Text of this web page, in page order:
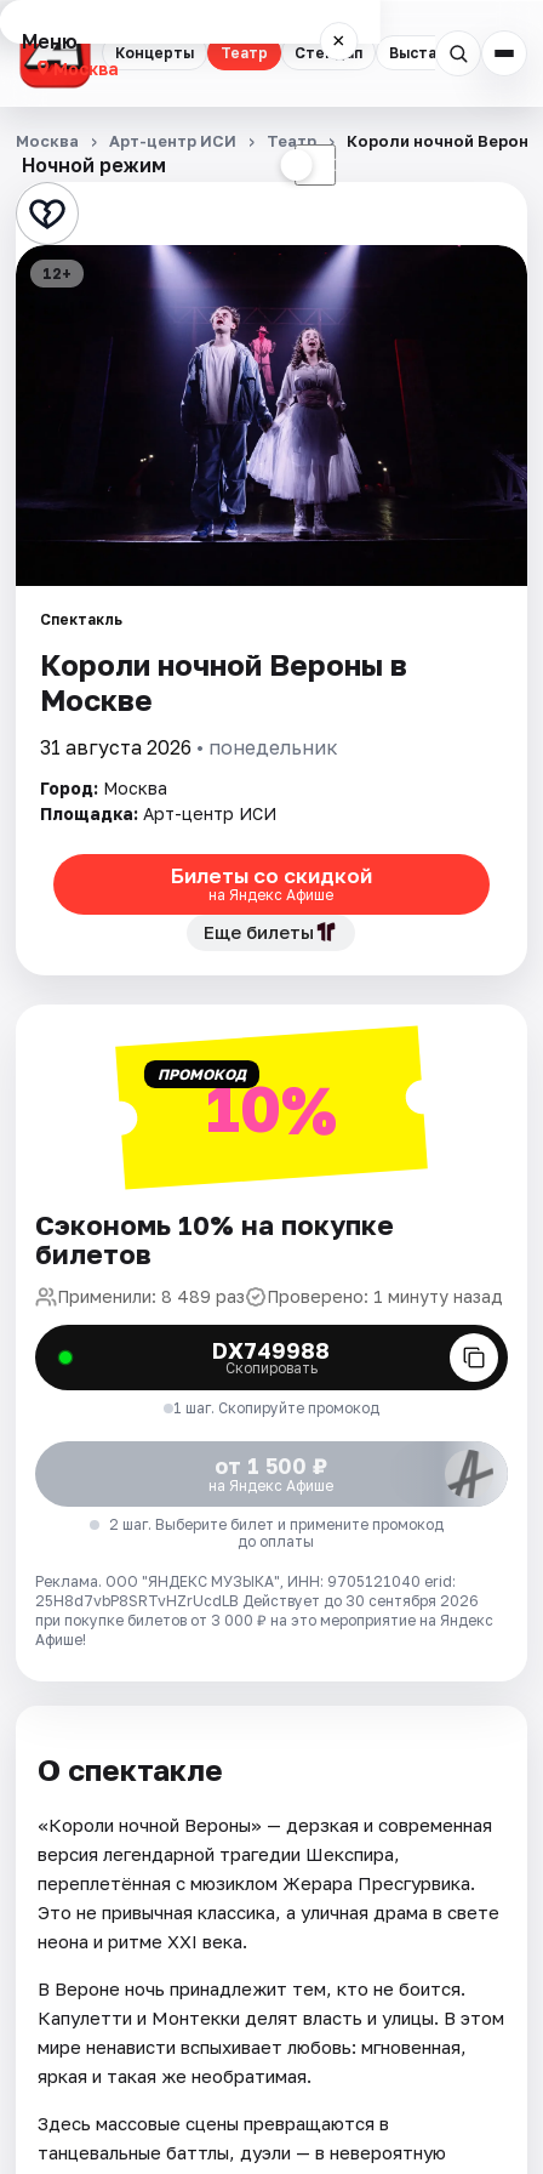
Концерты Театр Стендап Выставки
Меню ×
Москва
Концерты
Театр
Стендап
Экскурсии
Площадки
Артисты
Ночной режим ☾
Москва Арт-центр ИСИ Театр Короли ночной Вероны
12+
Спектакль
Короли ночной Вероны в
Москве
31 августа 2026 • понедельник
Город: Москва
Площадка: Арт-центр ИСИ
Билеты со скидкой
на Яндекс Афише
Еще билеты
ПРОМОКОД10%
Сэкономь 10% на покупке
билетов
Применили: 8 489 раз Проверено: 1 минуту назад
DX749988
Скопировать
1 шаг. Скопируйте промокод
от 1 500 ₽
на Яндекс Афише
2 шаг. Выберите билет и примените промокод
до оплаты
Реклама. ООО "ЯНДЕКС МУЗЫКА", ИНН: 9705121040 erid:
25H8d7vbP8SRTvHZrUcdLB Действует до 30 сентября 2026
при покупке билетов от 3 000 ₽ на это мероприятие на Яндекс
Афише!
О спектакле
«Короли ночной Вероны» — дерзкая и современная
версия легендарной трагедии Шекспира,
переплетённая с мюзиклом Жерара Пресгурвика.
Это не привычная классика, а уличная драма в свете
неона и ритме XXI века.
В Вероне ночь принадлежит тем, кто не боится.
Капулетти и Монтекки делят власть и улицы. В этом
мире ненависти вспыхивает любовь: мгновенная,
яркая и такая же необратимая.
Здесь массовые сцены превращаются в
танцевальные баттлы, дуэли — в невероятную